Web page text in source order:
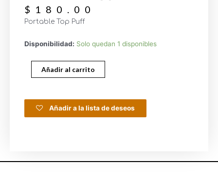
$ 180.00
Portable Top Puff
Disponibilidad: Solo quedan 1 disponibles
Añadir al carrito
Añadir a la lista de deseos